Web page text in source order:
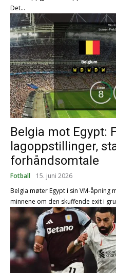
Det...
Belgia mot Egypt:
lagoppstillinger,
forhåndsomtale
Fotball 15. juni 2026
Belgia møter Egypt i sin VM-åpning
minnene om den skuffende exit i